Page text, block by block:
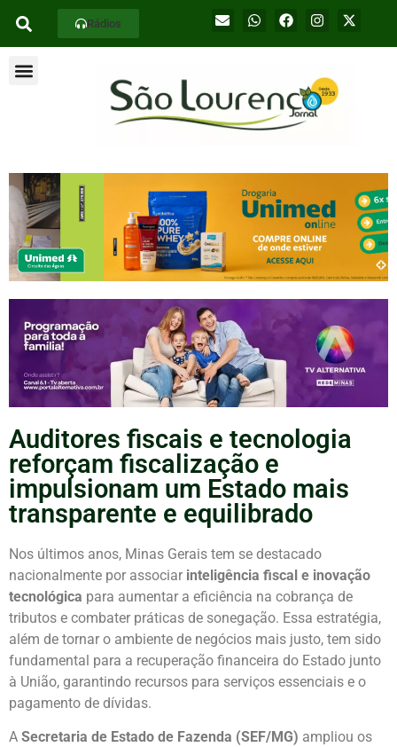
Rádios
Auditores fiscais e tecnologia
reforçam fiscalização e
impulsionam um Estado mais
transparente e equilibrado
Nos últimos anos, Minas Gerais tem se destacado
nacionalmente por associar inteligência fiscal e inovação
tecnológica para aumentar a eficiência na cobrança de
tributos e combater práticas de sonegação. Essa estratégia,
além de tornar o ambiente de negócios mais justo, tem sido
fundamental para a recuperação financeira do Estado junto
à União, garantindo recursos para serviços essenciais e o
pagamento de dívidas.
A Secretaria de Estado de Fazenda (SEF/MG) ampliou os